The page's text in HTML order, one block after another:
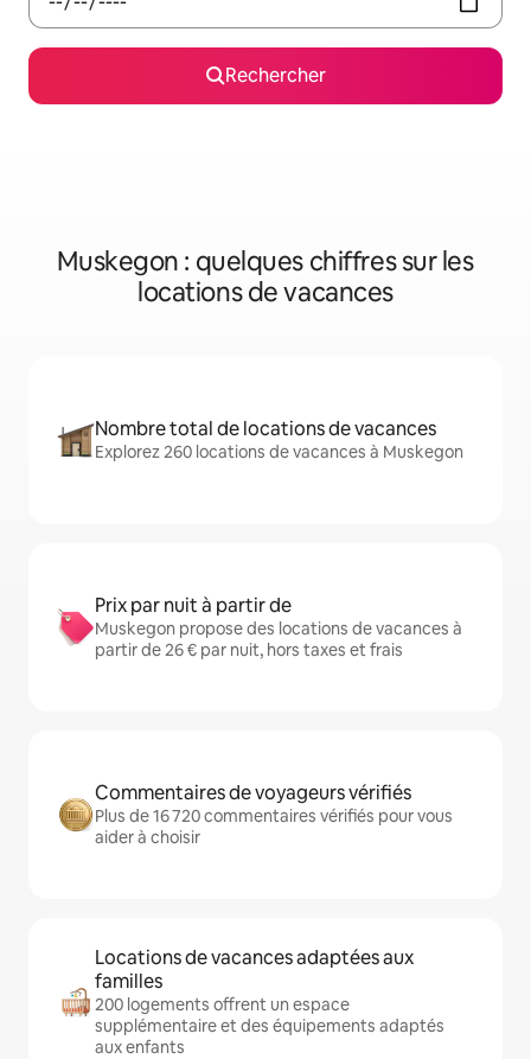
Rechercher
Muskegon : quelques chiffres sur les
locations de vacances
Nombre total de locations de vacances
Explorez 260 locations de vacances à Muskegon
Prix par nuit à partir de
Muskegon propose des locations de vacances à
partir de 26 € par nuit, hors taxes et frais
Commentaires de voyageurs vérifiés
Plus de 16 720 commentaires vérifiés pour vous
aider à choisir
Locations de vacances adaptées aux
familles
200 logements offrent un espace
supplémentaire et des équipements adaptés
aux enfants